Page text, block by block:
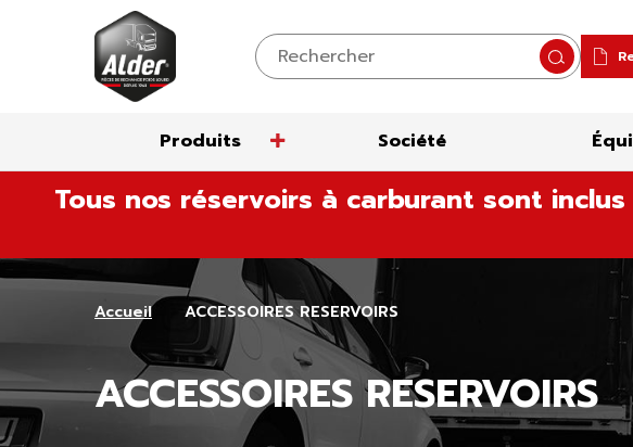
Tous nos réservoirs à carburant sont
Rechercher
Produits Société
Accueil ACCESSOIRES RESERVOIRS
ACCESSOIRES RESERVOIRS